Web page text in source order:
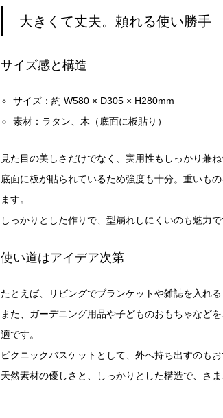
大きくて丈夫。頼れる使い勝手
サイズ感と構造
サイズ：約 W580 × D305 × H280mm
素材：ラタン、木（底面に板貼り）
見た目の美しさだけでなく、実用性もしっかり兼ね
底面に板が貼られているため強度も十分。重いも
ます。
しっかりとした作りで、型崩れしにくいのも魅力で
使い道はアイデア次第
たとえば、リビングでブランケットや雑誌を入れる
また、ガーデニング用品や子どものおもちゃなど
適です。
ピクニックバスケットとして、外へ持ち出すのもお
天然素材の優しさと、しっかりとした構造で、さ